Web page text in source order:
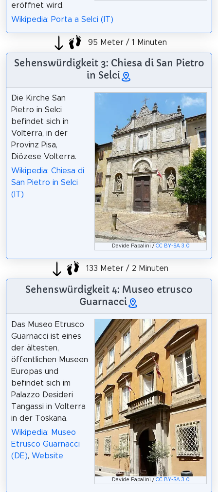
eröffnet wird.
Wikipedia: Porta a Selci (IT)
95 Meter / 1 Minuten
Sehenswürdigkeit 3: Chiesa di San Pietro
in Selci
Davide Papalini / CC BY-SA 3.0
Die Kirche San
Pietro in Selci
befindet sich in
Volterra, in der
Provinz Pisa,
Diözese Volterra.
Wikipedia: Chiesa di
San Pietro in Selci
(IT)
133 Meter / 2 Minuten
Sehenswürdigkeit 4: Museo etrusco
Guarnacci
Davide Papalini / CC BY-SA 3.0
Das Museo Etrusco
Guarnacci ist eines
der ältesten,
öffentlichen Museen
Europas und
befindet sich im
Palazzo Desideri
Tangassi in Volterra
in der Toskana.
Wikipedia: Museo
Etrusco Guarnacci
(DE), Website